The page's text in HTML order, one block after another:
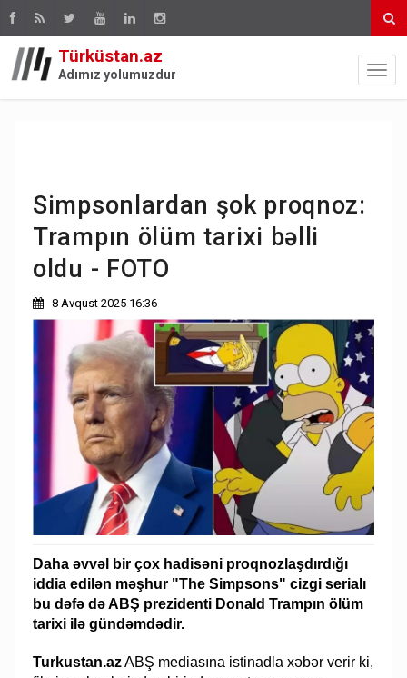
Türküstan.az
Adımız yolumuzdur
Simpsonlardan şok proqnoz:
Trampın ölüm tarixi bəlli
oldu - FOTO
8 Avqust 2025 16:36
Daha əvvəl bir çox hadisəni proqnozlaşdırdığı
iddia edilən məşhur "The Simpsons" cizgi serialı
bu dəfə də ABŞ prezidenti Donald Trampın ölüm
tarixi ilə gündəmdədir.
Turkustan.azABŞ mediasına istinadla xəbər verir ki,